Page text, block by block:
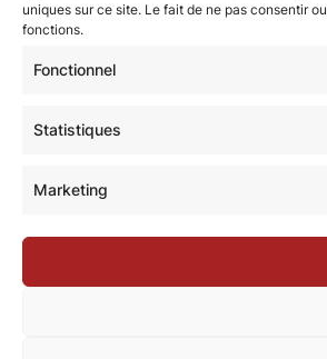
uniques sur ce site. Le fait de ne pas consentir
fonctions.
Fonctionnel
Statistiques
Marketing